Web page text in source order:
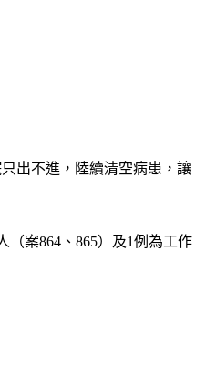
出不進，陸續清空病患，讓
案864、865）及1例為工作